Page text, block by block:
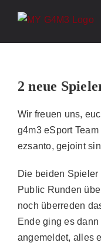
Inhalt
2 neue
Wir freuen uns,
g4m3 eSport
ezsanto, gejoint
Die beiden
Public Runden
noch überreden
Ende ging es
angemeldet, alles